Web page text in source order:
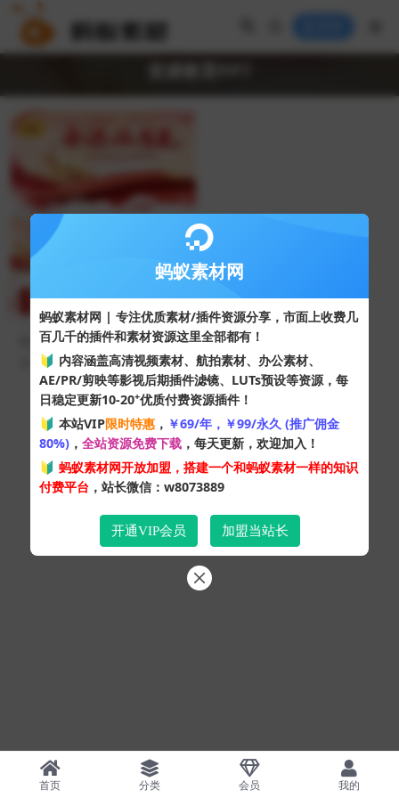
红色大气城市剪影背景“永远跟
党走”党课教育PPT模板
73 10
Copyright © 2024蚂蚁素材网- 版权所有 All rights reserved.
粤ICP备19095528号
XML网站地图HTML网站地图 百度地图
SQL：43
Pages：0.34542s
首页 分类 会员 我的
蚂蚁素材网
蚂蚁素材网 | 专注优质素材/插件资源分享，市面上收费几
百几千的插件和素材资源这里全部都有！
🔰 内容涵盖高清视频素材、航拍素材、办公素材、
AE/PR/剪映等影视后期插件滤镜、LUTs预设等资源，每
日稳定更新10-20+优质付费资源插件！
🔰 本站VIP限时特惠 ， ￥69/年，￥99/永久 (推广佣金
80%) ， 全站资源免费下载 ，每天更新，欢迎加入！
🔰 蚂蚁素材网开放加盟，搭建一个和蚂蚁素材一样的知识
付费平台 ，站长微信：w8073889
开通VIP会员 加盟当站长